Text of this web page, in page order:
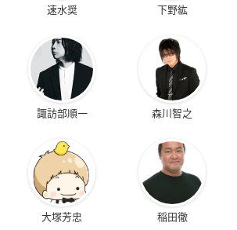
速水奨 下野紘
諏訪部順一 森川智之
大塚芳忠 稲田徹